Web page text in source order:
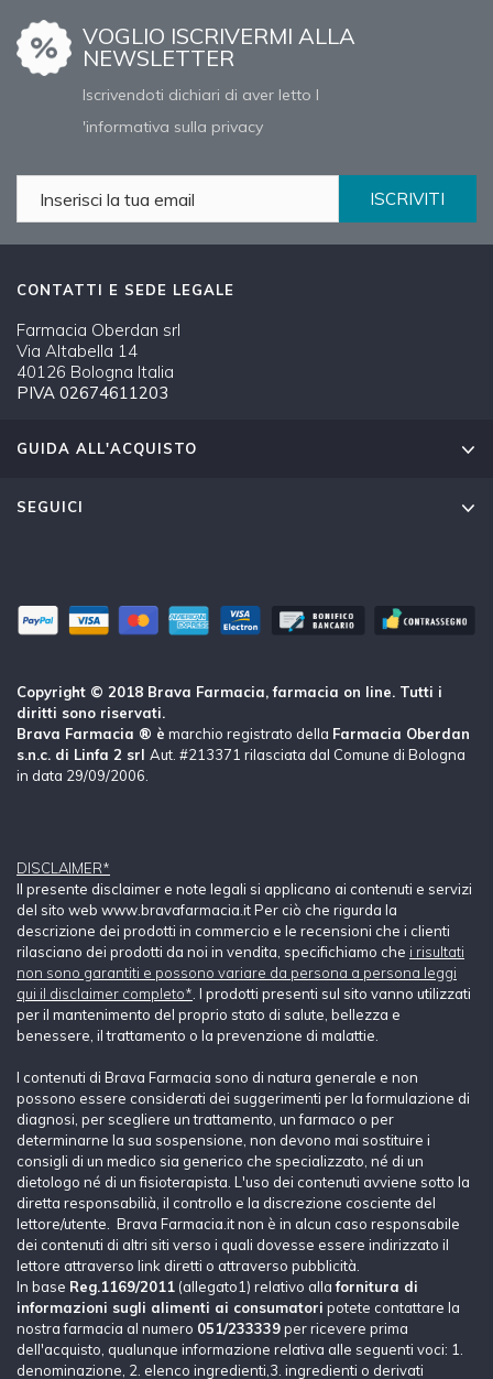
VOGLIO ISCRIVERMI ALLA
NEWSLETTER
Iscrivendoti dichiari di aver letto l
'informativa sulla privacy
ISCRIVITI
CONTATTI E SEDE LEGALE
Farmacia Oberdan srl
Via Altabella 14
40126 Bologna Italia
PIVA 02674611203
GUIDA ALL'ACQUISTO
SEGUICI
Copyright © 2018 Brava Farmacia, farmacia on line. Tutti i
diritti sono riservati.
Brava Farmacia ® è marchio registrato della Farmacia Oberdan
s.n.c. di Linfa 2 srl Aut. #213371 rilasciata dal Comune di Bologna
in data 29/09/2006.
DISCLAIMER*
Il presente disclaimer e note legali si applicano ai contenuti e servizi
del sito web www.bravafarmacia.it Per ciò che rigurda la
descrizione dei prodotti in commercio e le recensioni che i clienti
rilasciano dei prodotti da noi in vendita, specifichiamo che i risultati
non sono garantiti e possono variare da persona a persona leggi
qui il disclaimer completo* . I prodotti presenti sul sito vanno utilizzati
per il mantenimento del proprio stato di salute, bellezza e
benessere, il trattamento o la prevenzione di malattie.
I contenuti di Brava Farmacia sono di natura generale e non
possono essere considerati dei suggerimenti per la formulazione di
diagnosi, per scegliere un trattamento, un farmaco o per
determinarne la sua sospensione, non devono mai sostituire i
consigli di un medico sia generico che specializzato, né di un
dietologo né di un fisioterapista. L'uso dei contenuti avviene sotto la
diretta responsabilià, il controllo e la discrezione cosciente del
lettore/utente. Brava Farmacia.it non è in alcun caso responsabile
dei contenuti di altri siti verso i quali dovesse essere indirizzato il
lettore attraverso link diretti o attraverso pubblicità.
In base Reg.1169/2011 (allegato1) relativo allafornitura di
informazioni sugli alimenti ai consumatori potete contattare la
nostra farmacia al numero 051/233339per ricevere prima
dell'acquisto, qualunque informazione relativa alle seguenti voci: 1.
denominazione, 2. elenco ingredienti,3. ingredienti o derivati